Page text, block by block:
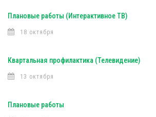
Плановые работы (Интерактивное ТВ)
18 октября
Квартальная профилактика (Телевидение)
13 октября
Плановые работы